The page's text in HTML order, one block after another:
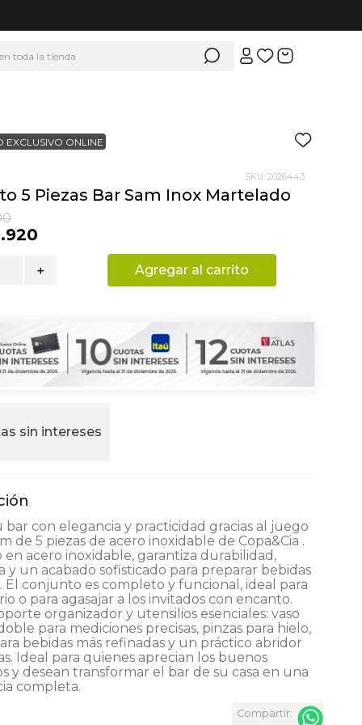
EXCLUSIVO ONLINE
SKU: 2026443
5 Piezas Bar Sam Inox Martelado
.920
＋ Agregar al carrito
sin intereses
bar con elegancia y practicidad gracias al juego
de 5 piezas de acero inoxidable de Copa&Cia .
en acero inoxidable, garantiza durabilidad,
y un acabado sofisticado para preparar bebidas
El conjunto es completo y funcional, ideal para
o para agasajar a los invitados con encanto.
organizador y utensilios esenciales: vaso
para mediciones precisas, pinzas para hielo,
bebidas más refinadas y un práctico abridor
Ideal para quienes aprecian los buenos
y desean transformar el bar de su casa en una
completa.